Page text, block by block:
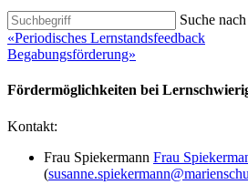
Suche nach
«Periodisches Lernstandsfeedback
Begabungsförderung»
Fördermöglichkeiten bei
Kontakt:
Frau Spiekermann Frau
(